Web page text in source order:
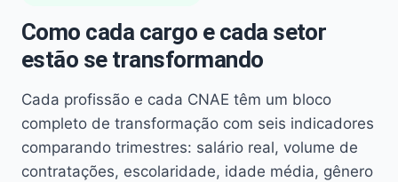
Como cada cargo e cada setor
estão se transformando
Cada profissão e cada CNAE têm um bloco
completo de transformação com seis indicadores
comparando trimestres: salário real, volume de
contratações, escolaridade, idade média, gênero